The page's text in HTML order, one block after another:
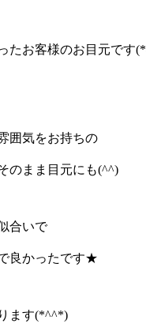
たお客様のお目元です
囲気をお持ちの
のまま目元にも(^^)
合いで
良かったです★
ます(*^^*)